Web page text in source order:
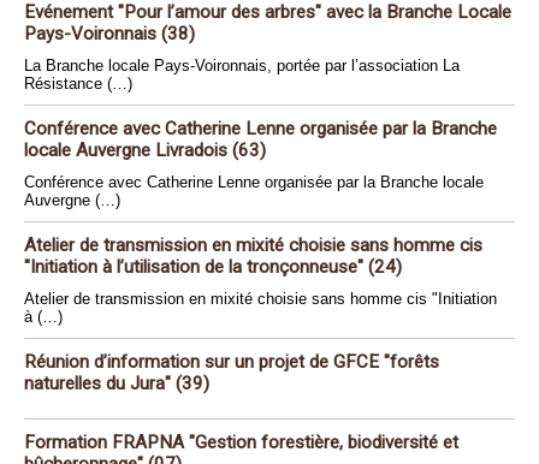
Evénement "Pour l’amour des arbres" avec la Branche Locale
Pays-Voironnais (38)
La Branche locale Pays-Voironnais, portée par l’association La
Résistance (…)
Conférence avec Catherine Lenne organisée par la Branche
locale Auvergne Livradois (63)
Conférence avec Catherine Lenne organisée par la Branche locale
Auvergne (…)
Atelier de transmission en mixité choisie sans homme cis
"Initiation à l’utilisation de la tronçonneuse" (24)
Atelier de transmission en mixité choisie sans homme cis "Initiation
à (…)
Réunion d’information sur un projet de GFCE "forêts
naturelles du Jura" (39)
Formation FRAPNA "Gestion forestière, biodiversité et